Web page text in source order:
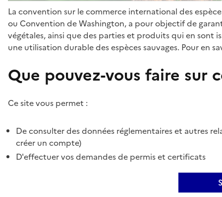
La convention sur le commerce international des
ou Convention de Washington, a pour objectif de
végétales, ainsi que des parties et produits qui en sont
une utilisation durable des espèces sauvages. Pour en
Que pouvez-vous faire sur
Ce site vous permet :
De consulter des données réglementaires et autres
créer un compte)
D'effectuer vos demandes de permis et certificats